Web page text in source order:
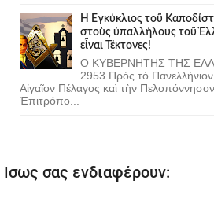
Ἡ Ἐγκύκλιος τοῦ
στοὺς ὑπαλλήλους τοῦ
εἶναι Τέκτονες!
Ο ΚΥΒΕΡΝΗΤΗΣ ΤΗΣ
2953 Πρὸς τὸ
Αἰγαῖον Πέλαγος καὶ τὴν
Ἐπιτρόπο...